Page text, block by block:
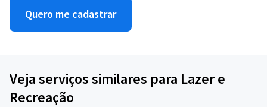
Quero me cadastrar
Veja serviços similares para Lazer e
Recreação